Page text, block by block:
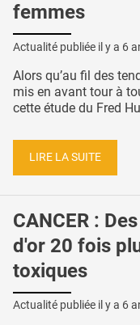
femmes
Actualité publiée il y a 6
Alors qu’au fil des
mis en avant tour à
cette étude du Fred
LIRE LA SUITE
CANCER :
d'or 20 fois
toxiques
Actualité publiée il y a 6